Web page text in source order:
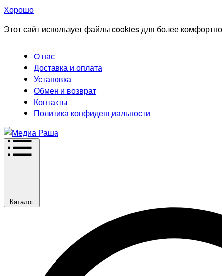
Хорошо
Этот сайт использует файлы cookies для более
О нас
Доставка и оплата
Установка
Обмен и возврат
Контакты
Политика конфиденциальности
Каталог